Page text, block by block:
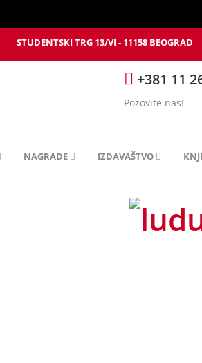
STUDENTSKI TRG 13/VI - 11158 BEOGRAD
+381 11
Pozovite nas!
NAGRADE IZDAVAŠTVO